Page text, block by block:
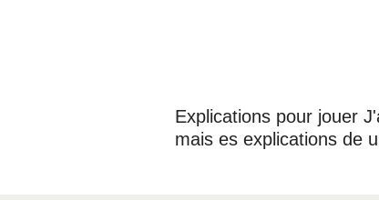
Explications pour jouer
mais es explications de